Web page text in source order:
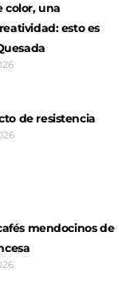
color, una
esto es
de resistencia
mendocinos de